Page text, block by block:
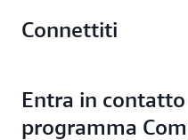
Connettiti
Entra in
programma